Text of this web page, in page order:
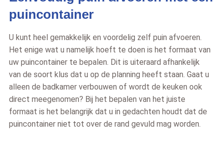
puincontainer
U kunt heel gemakkelijk en voordelig zelf puin afvoeren.
Het enige wat u namelijk hoeft te doen is het formaat van
uw puincontainer te bepalen. Dit is uiteraard afhankelijk
van de soort klus dat u op de planning heeft staan. Gaat u
alleen de badkamer verbouwen of wordt de keuken ook
direct meegenomen? Bij het bepalen van het juiste
formaat is het belangrijk dat u in gedachten houdt dat de
puincontainer niet tot over de rand gevuld mag worden.